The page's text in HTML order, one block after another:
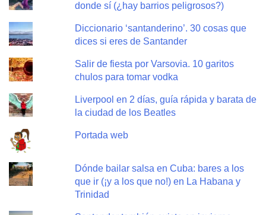
donde sí (¿hay barrios peligrosos?)
Diccionario ‘santanderino’. 30 cosas que
dices si eres de Santander
Salir de fiesta por Varsovia. 10 garitos
chulos para tomar vodka
Liverpool en 2 días, guía rápida y barata de
la ciudad de los Beatles
Portada web
Dónde bailar salsa en Cuba: bares a los
que ir (¡y a los que no!) en La Habana y
Trinidad